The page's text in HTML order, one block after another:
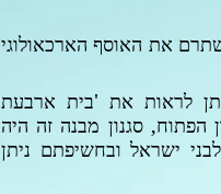
את האוסף הארכאולוגי
לראות את 'בית ארבעת
סגנון מבנה זה היה
ישראל ובחשיפתם ניתן